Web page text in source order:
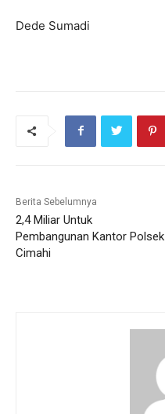
Dede Sumadi
Berita Sebelumnya
2,4 Miliar Untuk
Pembangunan Kantor Polsek
Cimahi